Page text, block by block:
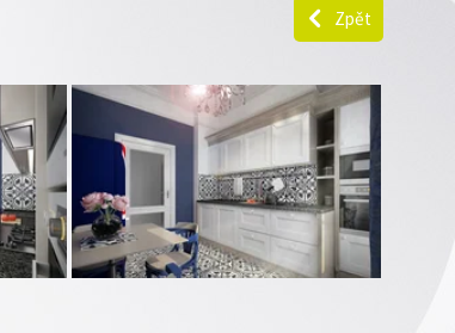
Zpět